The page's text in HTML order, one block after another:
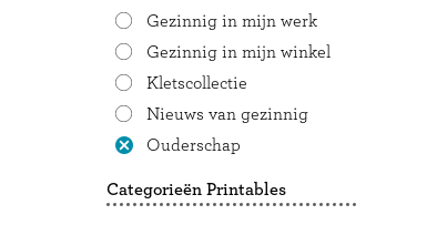
Gezinnig in mijn werk
Gezinnig in mijn winkel
Kletscollectie
Nieuws van gezinnig
Ouderschap
Categorieën Printables